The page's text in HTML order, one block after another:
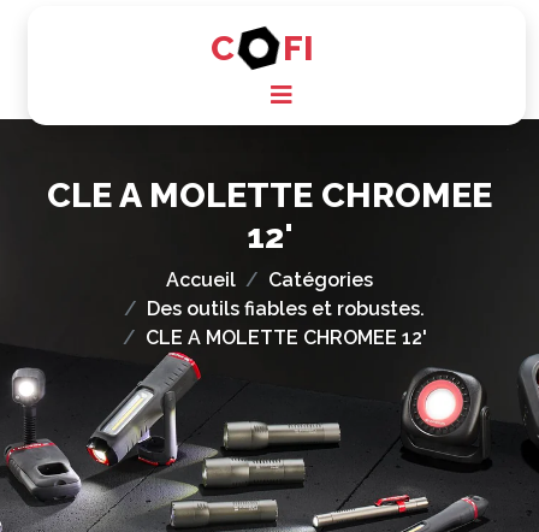
C FI
CLE A MOLETTE CHROMEE
12'
Accueil
Catégories
Des outils fiables et robustes.
CLE A MOLETTE CHROMEE 12'